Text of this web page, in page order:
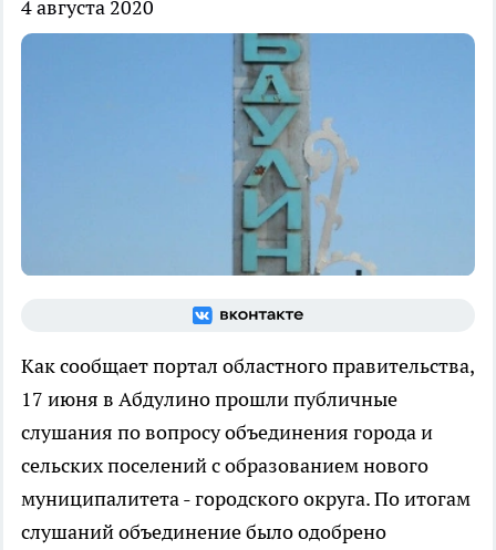
4 августа 2020
Как сообщает портал областного правительства,
17 июня в Абдулино прошли публичные
слушания по вопросу объединения города и
сельских поселений с образованием нового
муниципалитета - городского округа. По итогам
слушаний объединение было одобрено